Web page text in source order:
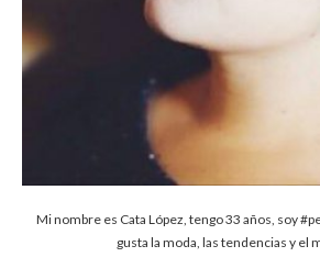
Mi nombre es Cata López, tengo 33 años, soy
gusta la moda, las tendencias y el